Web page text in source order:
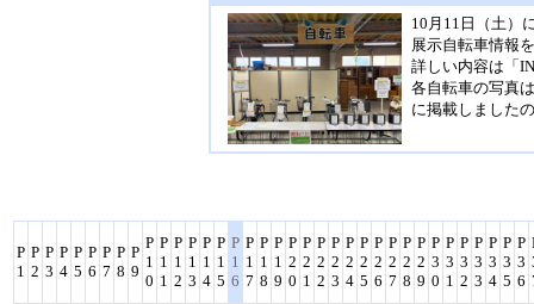
10月11日（土）
展示自転車情報
詳しい内容は「
各自転車の写真
に掲載しました
P
1
P
2
P
3
P
4
P
5
P
6
P
7
P
8
P
9
P
1
0
P
1
1
P
1
2
P
1
3
P
1
4
P
1
5
P
1
6
P
1
7
P
1
8
P
1
9
P
2
0
P
2
1
P
2
2
P
2
3
P
2
4
P
2
5
P
2
6
P
2
7
P
2
8
P
2
9
P
3
0
P
3
1
P
3
2
P
3
3
P
3
4
P
3
5
P
3
6